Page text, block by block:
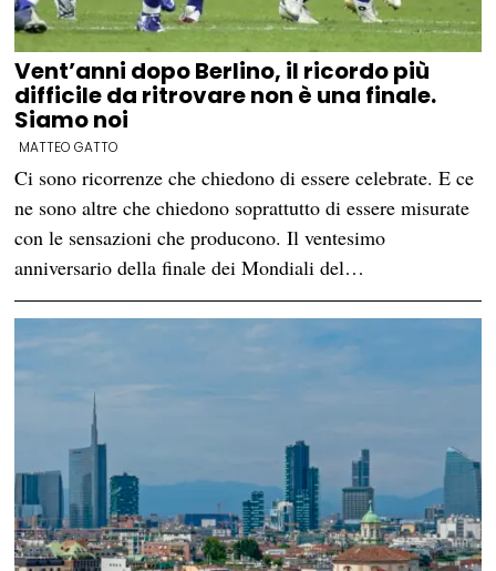
Vent’anni dopo Berlino, il ricordo più
difficile da ritrovare non è una finale.
Siamo noi
MATTEO GATTO
Ci sono ricorrenze che chiedono di essere celebrate. E ce
ne sono altre che chiedono soprattutto di essere misurate
con le sensazioni che producono. Il ventesimo
anniversario della finale dei Mondiali del…